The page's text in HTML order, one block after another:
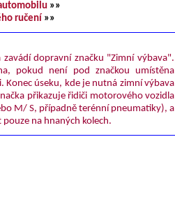
»»
ručení »»
dopravní značku "Zimní výbava".
pokud není pod značkou umístěna
úseku, kde je nutná zimní výbava
přikazuje řidiči motorového vozidla
M/ S, případně terénní pneumatiky), a
na hnaných kolech.